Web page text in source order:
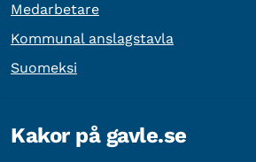
Medarbetare
Kommunal anslagstavla
Suomeksi
Organisationsnummer: 212000-2338
Kakor på gavle.se